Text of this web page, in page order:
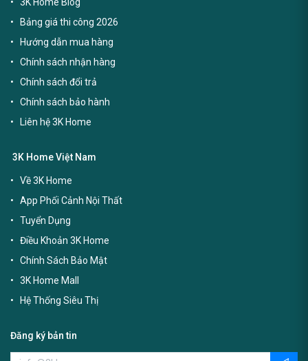
Bảng giá thi công 2026
Hướng dẫn mua hàng
Chính sách nhận hàng
Chính sách đổi trả
Chính sách bảo hành
Liên hệ 3K Home
3K Home Việt Nam
Về 3K Home
App Phối Cảnh Nội Thất
Tuyển Dụng
Điều Khoản 3K Home
Chính Sách Bảo Mật
3K Home Mall
Hệ Thống Siêu Thị
Đăng ký bản tin